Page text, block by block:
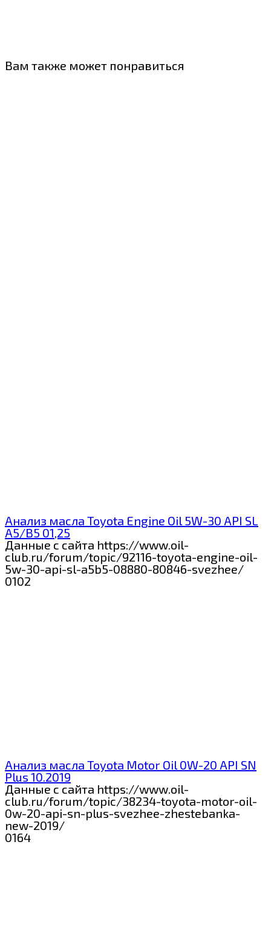
Вам также может понравиться
Анализ масла Toyota Engine Oil 5W-30 API SL
A5/B5 01,25
Данные с сайта https://www.oil-
club.ru/forum/topic/92116-toyota-engine-oil-
5w-30-api-sl-a5b5-08880-80846-svezhee/
0102
Анализ масла Toyota Motor Oil 0W-20 API SN
Plus 10.2019
Данные с сайта https://www.oil-
club.ru/forum/topic/38234-toyota-motor-oil-
0w-20-api-sn-plus-svezhee-zhestebanka-
new-2019/
0164